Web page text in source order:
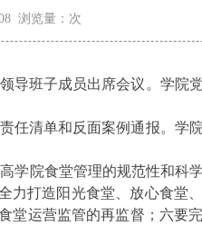
浏览量： 次
导班子成员出席会议。学院
任清单和反面案例通报。学
学院食堂管理的规范性和科
力打造阳光食堂、放心食堂、
堂运营监管的再监督；六要